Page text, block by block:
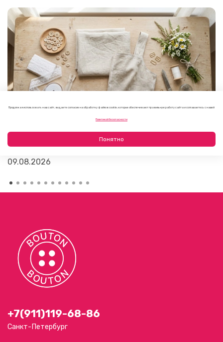
Как выбрать фурнитуру для летнего платья или
сарафана
09.08.2026
+7(911)119-68-86
Санкт-Петербург
Продолжая использовать наш сайт, вы даете согласие на обработку файлов cookie, которые обеспечивают правильную работу сайта и соглашаетесь с нашей
Политикой безопасности
Понятно